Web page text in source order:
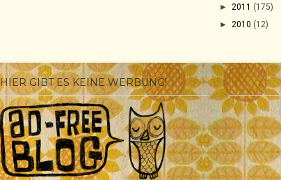
► 2011 (175)
► 2010 (12)
HIER GIBT ES KEINE WERBUNG!